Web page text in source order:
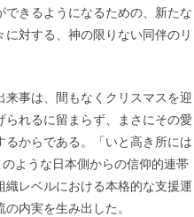
きるようになるための、新たな
対する、神の限りない同伴のリ
事は、間もなくクリスマスを迎
れるに留まらず、まさにその愛
からである。「いと高き所には
ような日本側からの信仰的連帯
レベルにおける本格的な支援運
内実を生み出した。